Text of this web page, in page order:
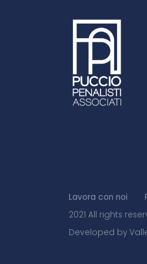
Lavora con noi
2021 All rights
Developed by